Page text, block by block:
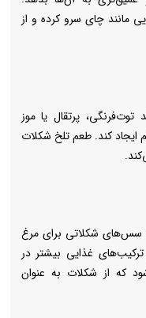
مانند چای سرو کرده و از
توت‌فرنگی، پرتقال یا موز
ایجاد کند. طعم تلخ شکلات
سس‌های شکلاتی برای مرغ
غذایی بیشتر در
که از شکلات به عنوان